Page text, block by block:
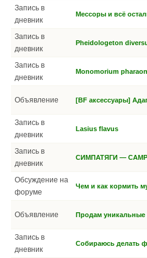
Запись в
дневник
Мессоры и всё
Запись в
дневник
Pheidologeton
Запись в
дневник
Monomorium
Объявление [BF аксессуары]
Запись в
дневник
Lasius flavus
Запись в
дневник
СИМПАТЯГИ —
Обсуждение на
форуме
Чем и как кормить
Объявление Продам
Запись в
дневник
Собираюсь делать